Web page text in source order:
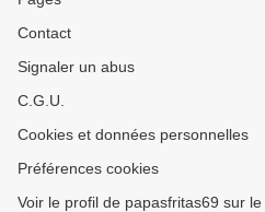
Contact
Signaler un abus
C.G.U.
Cookies et données personnelles
Préférences cookies
Voir le profil de papasfritas69 sur